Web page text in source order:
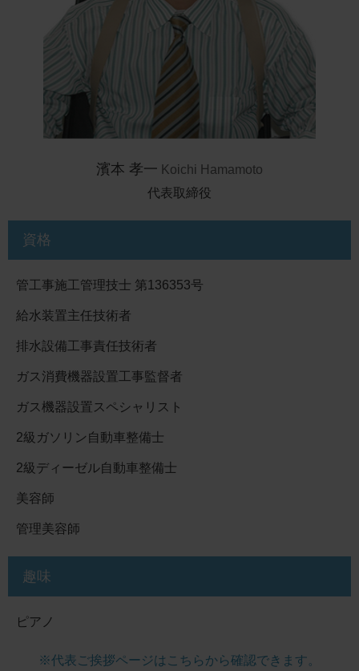
濱本 孝一 Koichi Hamamoto
代表取締役
資格
管工事施工管理技士 第136353号
給水装置主任技術者
排水設備工事責任技術者
ガス消費機器設置工事監督者
ガス機器設置スペシャリスト
2級ガソリン自動車整備士
2級ディーゼル自動車整備士
美容師
管理美容師
趣味
ピアノ
※代表ご挨拶ページはこちらから確認できます。